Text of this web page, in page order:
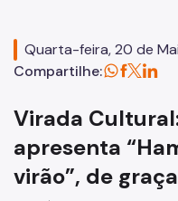
Quarta-feira, 20 de
Compartilhe:
Virada
apresenta
virão”, de graça